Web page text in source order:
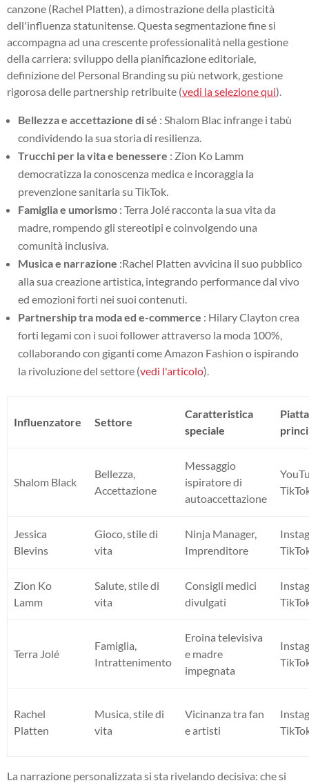
canzone (Rachel Platten), a dimostrazione della plasticità
dell'influenza statunitense. Questa segmentazione fine si
accompagna ad una crescente professionalità nella gestione
della carriera: sviluppo della pianificazione editoriale,
definizione del Personal Branding su più network, gestione
rigorosa delle partnership retribuite (vedi la selezione qui).
Bellezza e accettazione di sé : Shalom Blac infrange i tabù
condividendo la sua storia di resilienza.
Trucchi per la vita e benessere : Zion Ko Lamm
democratizza la conoscenza medica e incoraggia la
prevenzione sanitaria su TikTok.
Famiglia e umorismo : Terra Jolé racconta la sua vita da
madre, rompendo gli stereotipi e coinvolgendo una
comunità inclusiva.
Musica e narrazione :Rachel Platten avvicina il suo pubblico
alla sua creazione artistica, integrando performance dal vivo
ed emozioni forti nei suoi contenuti.
Partnership tra moda ed e-commerce : Hilary Clayton crea
forti legami con i suoi follower attraverso la moda 100%,
collaborando con giganti come Amazon Fashion o ispirando
la rivoluzione del settore (vedi l'articolo).
Influenzatore Settore
Caratteristica
speciale
Shalom Black
Bellezza,
Accettazione
Messaggio
ispiratore di
autoaccettazione
Jessica
Blevins
Gioco, stile di
vita
Ninja Manager,
Imprenditore
Zion Ko
Lamm
Salute, stile di
vita
Consigli medici
divulgati
Terra Jolé
Famiglia,
Intrattenimento
Eroina televisiva
e madre
impegnata
Rachel
Platten
Musica, stile di
vita
Vicinanza tra fan
e artisti
La narrazione personalizzata si sta rivelando decisiva: che si